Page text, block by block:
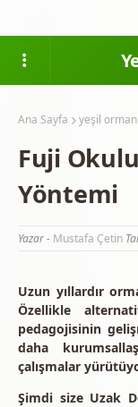
Ana Sayfa yeşil
Fuji
Yöntemi
Yazar - Mustafa Çetin
Uzun yıllardır
Özellikle
pedagojisinin
daha
çalışmalar
Şimdi size Uzak